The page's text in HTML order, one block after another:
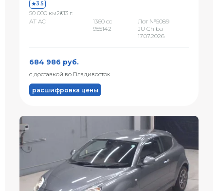
3.5
50 000 км2013 г.
AT AC
1360 сс
955142
Лот №5089
JU Chiba
17.07.2026
684 986 руб.
с доставкой во Владивосток
расшифровка цены